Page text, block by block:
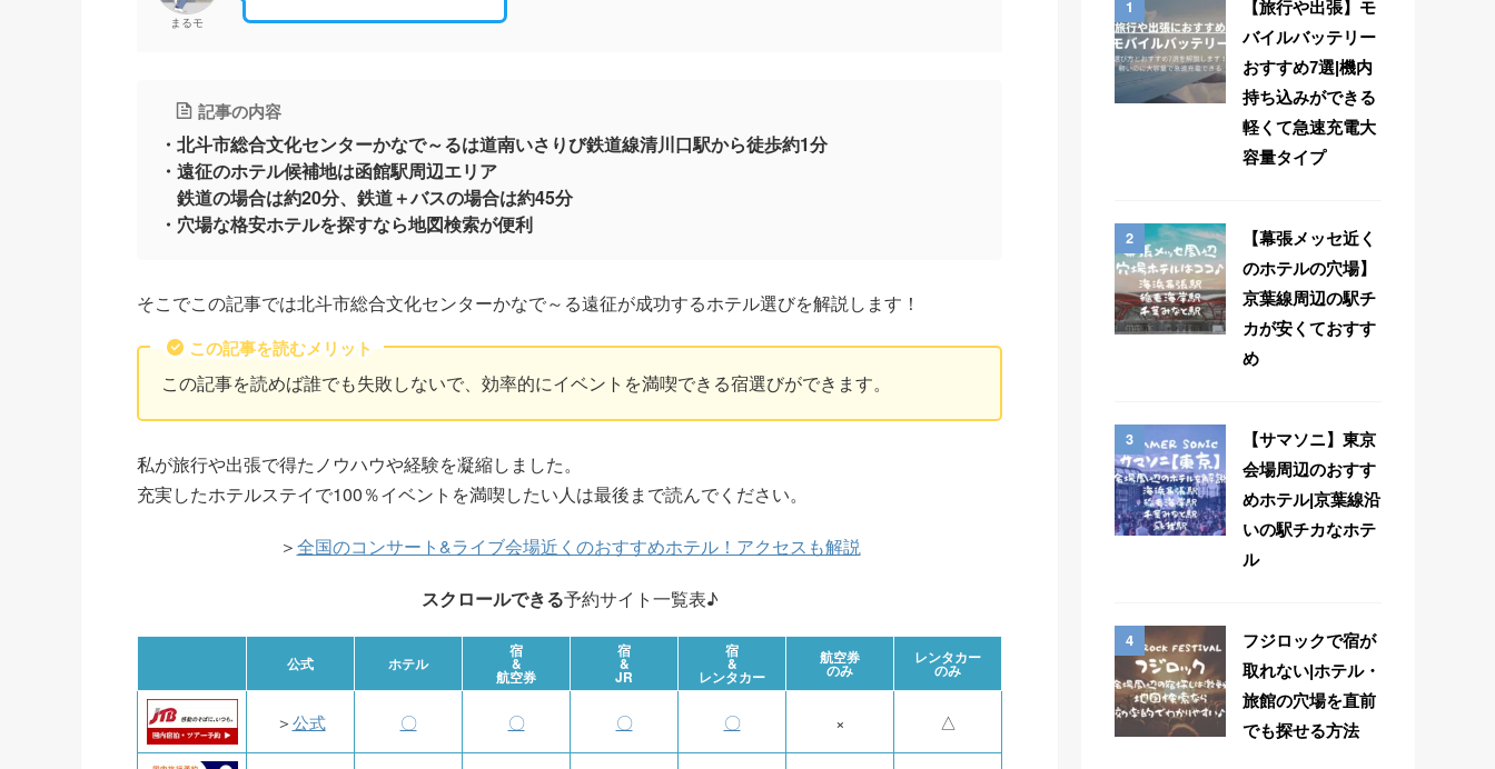
まるモ
記事の内容
・北斗市総合文化センターかなで～るは道南いさりび鉄道線清川口駅から徒歩約1分
・遠征のホテル候補地は函館駅周辺エリア
鉄道の場合は約20分、鉄道＋バスの場合は約45分
・穴場な格安ホテルを探すなら地図検索が便利
そこでこの記事では北斗市総合文化センターかなで～る遠征が成功するホテル選びを解説します！
この記事を読むメリット
この記事を読めば誰でも失敗しないで、効率的にイベントを満喫できる宿選びができます。
私が旅行や出張で得たノウハウや経験を凝縮しました。
充実したホテルステイで100％イベントを満喫したい人は最後まで読んでください。
＞全国のコンサート&ライブ会場近くのおすすめホテル！アクセスも解説
スクロールできる予約サイト一覧表♪
公式 ホテル
宿
&
航空券
宿
&
JR
宿
&
レンタカー
航空券
のみ
レンタカー
のみ
＞公式 〇 〇 〇 〇 × △
1
【旅行や出張】モ
バイルバッテリー
おすすめ7選|機内
持ち込みができる
軽くて急速充電大
容量タイプ
2
【幕張メッセ近く
のホテルの穴場】
京葉線周辺の駅チ
カが安くておすす
め
3
【サマソニ】東京
会場周辺のおすす
めホテル|京葉線沿
いの駅チカなホテ
ル
4
フジロックで宿が
取れない|ホテル・
旅館の穴場を直前
でも探せる方法